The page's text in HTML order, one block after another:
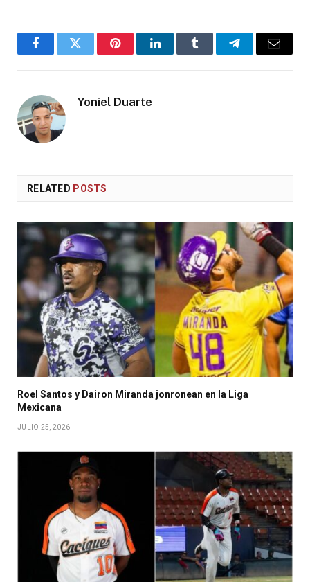
FacebookTwitter PinterestLinkedInTumblr TelegramEmail
Yoniel Duarte
RELATED POSTS
Roel Santos y Dairon Miranda jonronean en la Liga
Mexicana
JULIO 25, 2026